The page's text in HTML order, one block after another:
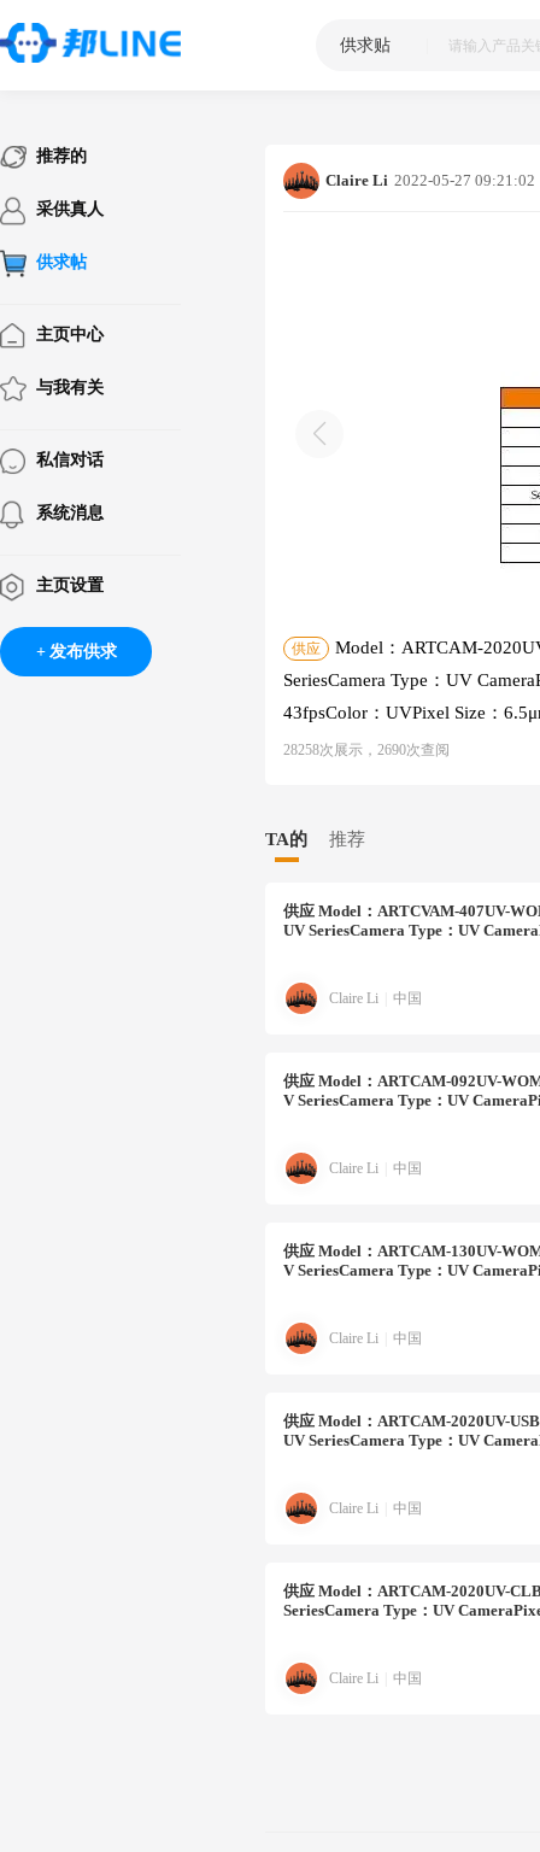
供求贴
推荐的
采供真人
供求帖
主页中心
与我有关
私信对话
系统消息
主页设置
发布供求
Claire Li 2022-05-27 09:21:02
供应
Model：ARTCAM-
SeriesCamera Type：UV
43fpsColor：UVPixel Size：
28258次展示，2690次查阅
TA的 推荐
供应 Model：ARTCVAM-407UV-
UV SeriesCamera Type：UV
Claire Li 中国
供应 Model：ARTCAM-092UV-
V SeriesCamera Type：UV
Claire Li 中国
供应 Model：ARTCAM-130UV-
V SeriesCamera Type：UV
Claire Li 中国
供应 Model：ARTCAM-2020UV-
UV SeriesCamera Type：UV
Claire Li 中国
供应 Model：ARTCAM-2020UV-
SeriesCamera Type：UV
Claire Li 中国